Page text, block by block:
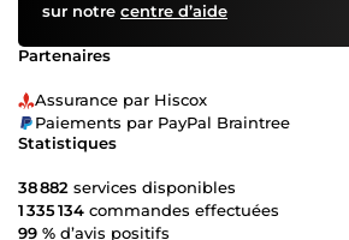
sur notre centre d’aide
Partenaires
Assurance par Hiscox
Paiements par PayPal Braintree
Statistiques
38 882 services disponibles
1 335 134 commandes effectuées
99 % d’avis positifs